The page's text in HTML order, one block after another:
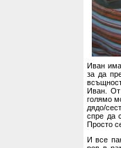
Иван
за да
Иван. От
голямо
дядо/
спре да
Просто
И все